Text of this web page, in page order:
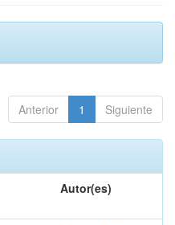
Anterior 1 Siguiente
Autor(es)